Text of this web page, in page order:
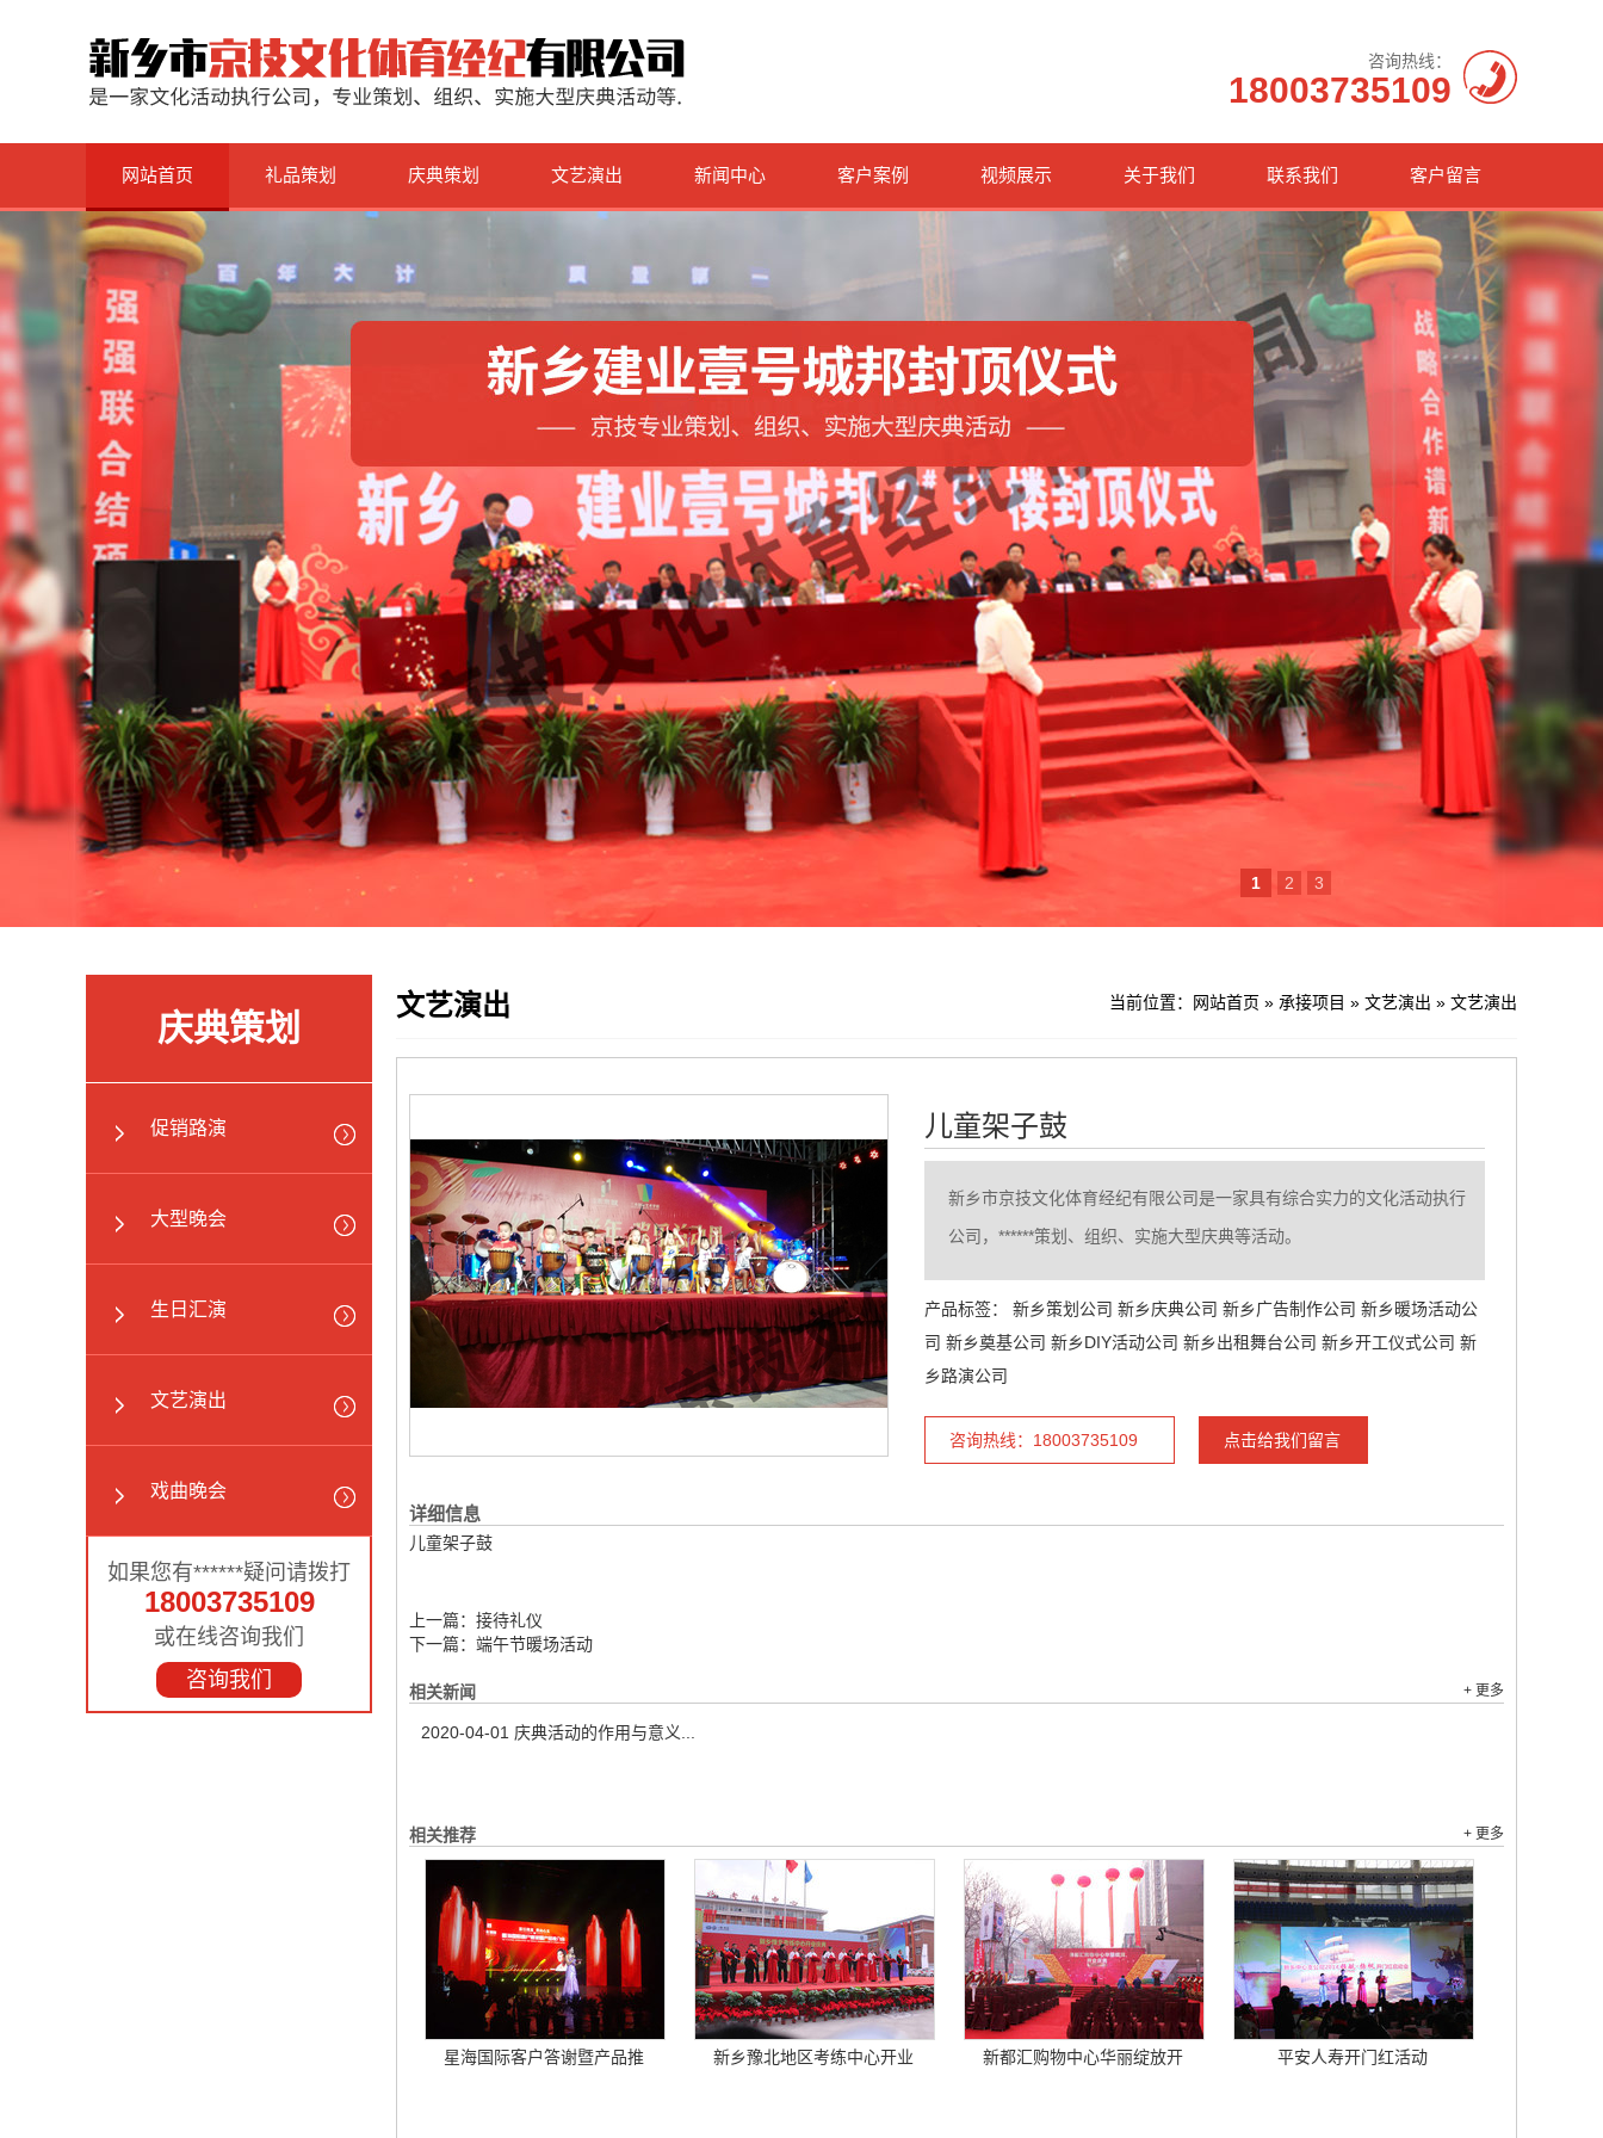
咨询热线：
18003735109
网站首页 礼品策划 庆典策划 文艺演出 新闻中心 客户案例 视频展示 关于我们 联系我们 客户留言
1 2 3
庆典策划
促销路演
大型晚会
生日汇演
文艺演出
戏曲晚会
如果您有******疑问请拨打
18003735109
或在线咨询我们
咨询我们
文艺演出 当前位置： 网站首页 » 承接项目 » 文艺演出 » 文艺演出
儿童架子鼓
新乡市京技文化体育经纪有限公司是一家具有综合实力的文化活动执行
公司，******策划、组织、实施大型庆典等活动。
产品标签： 新乡策划公司 新乡庆典公司 新乡广告制作公司 新乡暖场活动公
司 新乡奠基公司 新乡DIY活动公司 新乡出租舞台公司 新乡开工仪式公司 新
乡路演公司
咨询热线：18003735109 点击给我们留言
详细信息
儿童架子鼓
上一篇： 接待礼仪
下一篇： 端午节暖场活动
相关新闻 + 更多
2020-04-01 庆典活动的作用与意义...
相关推荐 + 更多
星海国际客户答谢暨产品推 新乡豫北地区考练中心开业 新都汇购物中心华丽绽放开 平安人寿开门红活动